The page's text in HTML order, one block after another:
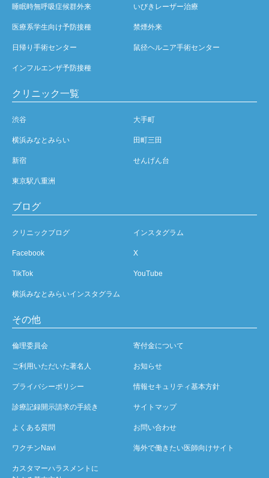
睡眠時無呼吸症候群外来 いびきレーザー治療
医療系学生向け予防接種 禁煙外来
日帰り手術センター 鼠径ヘルニア手術センター
インフルエンザ予防接種
クリニック一覧
渋谷 大手町
横浜みなとみらい 田町三田
新宿 せんげん台
東京駅八重洲
ブログ
クリニックブログ インスタグラム
Facebook X
TikTok YouTube
横浜みなとみらいインスタグラム
その他
倫理委員会 寄付金について
ご利用いただいた著名人 お知らせ
プライバシーポリシー 情報セキュリティ基本方針
診療記録開示請求の手続き サイトマップ
よくある質問 お問い合わせ
ワクチンNavi 海外で働きたい医師向けサイト
カスタマーハラスメントに